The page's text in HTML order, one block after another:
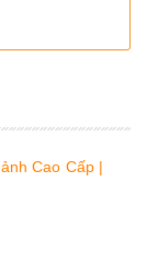
Cao Cấp |